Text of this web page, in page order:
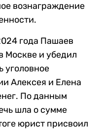
вознаграждение
года Пашаев
Москве и убедил
уголовное
Алексея и Елена
По данным
шла о сумме
юрист присвоил